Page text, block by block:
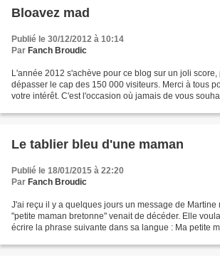
Bloavez mad
Publié le 30/12/2012 à 10:14
Par Fanch Broudic
L'année 2012 s'achève pour ce blog sur un joli
dépasser le cap des 150 000 visiteurs. Merci à tous
votre intérêt. C'est l'occasion où jamais de vous
Le tablier bleu d'une maman
Publié le 18/01/2015 à 22:20
Par Fanch Broudic
J'ai reçu il y a quelques jours un message de Martine
"petite maman bretonne" venait de décéder. Elle
écrire la phrase suivante dans sa langue : Ma petite